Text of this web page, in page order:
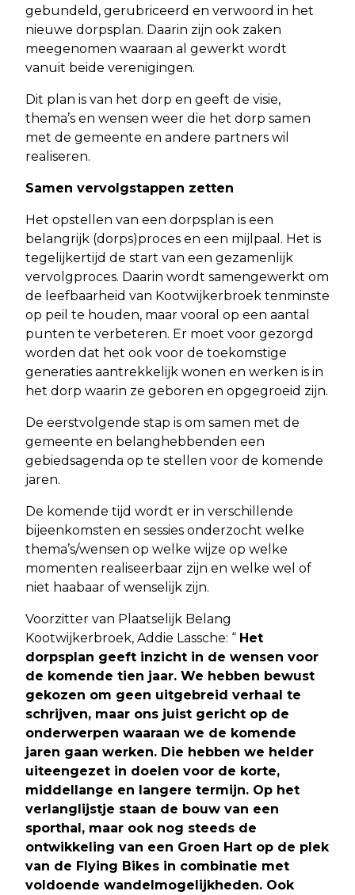
gebundeld, gerubriceerd en verwoord in het
nieuwe dorpsplan. Daarin zijn ook zaken
meegenomen waaraan al gewerkt wordt
vanuit beide verenigingen.
Dit plan is van het dorp en geeft de visie,
thema’s en wensen weer die het dorp samen
met de gemeente en andere partners wil
realiseren.
Samen vervolgstappen zetten
Het opstellen van een dorpsplan is een
belangrijk (dorps)proces en een mijlpaal. Het is
tegelijkertijd de start van een gezamenlijk
vervolgproces. Daarin wordt samengewerkt om
de leefbaarheid van Kootwijkerbroek tenminste
op peil te houden, maar vooral op een aantal
punten te verbeteren. Er moet voor gezorgd
worden dat het ook voor de toekomstige
generaties aantrekkelijk wonen en werken is in
het dorp waarin ze geboren en opgegroeid zijn.
De eerstvolgende stap is om samen met de
gemeente en belanghebbenden een
gebiedsagenda op te stellen voor de komende
jaren.
De komende tijd wordt er in verschillende
bijeenkomsten en sessies onderzocht welke
thema’s/wensen op welke wijze op welke
momenten realiseerbaar zijn en welke wel of
niet haabaar of wenselijk zijn.
Voorzitter van Plaatselijk Belang
Kootwijkerbroek, Addie Lassche: “ Het
dorpsplan geeft inzicht in de wensen voor
de komende tien jaar. We hebben bewust
gekozen om geen uitgebreid verhaal te
schrijven, maar ons juist gericht op de
onderwerpen waaraan we de komende
jaren gaan werken. Die hebben we helder
uiteengezet in doelen voor de korte,
middellange en langere termijn. Op het
verlanglijstje staan de bouw van een
sporthal, maar ook nog steeds de
ontwikkeling van een Groen Hart op de plek
van de Flying Bikes in combinatie met
voldoende wandelmogelijkheden. Ook